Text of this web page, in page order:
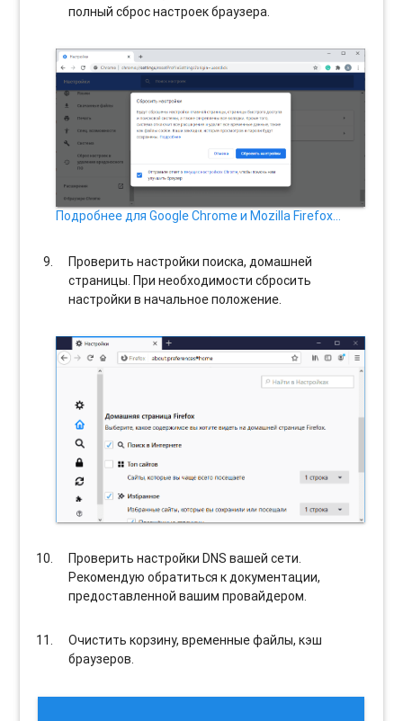
полный сброс настроек браузера.
Подробнее для Google Chrome и Mozilla Firefox…
Проверить настройки поиска, домашней
страницы. При необходимости сбросить
настройки в начальное положение.
Проверить настройки DNS вашей сети.
Рекомендую обратиться к документации,
предоставленной вашим провайдером.
Очистить корзину, временные файлы, кэш
браузеров.